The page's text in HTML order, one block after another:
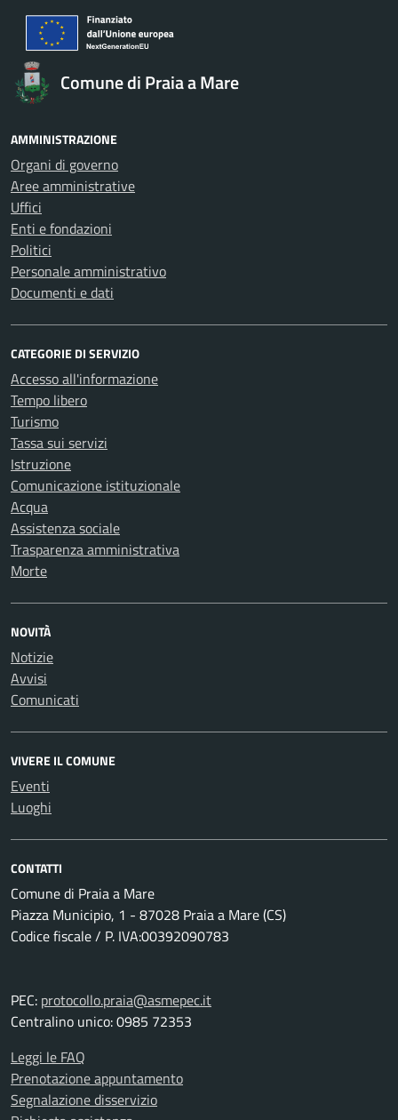
Comune di Praia a Mare
AMMINISTRAZIONE
Organi di governo
Aree amministrative
Uffici
Enti e fondazioni
Politici
Personale amministrativo
Documenti e dati
CATEGORIE DI SERVIZIO
Accesso all'informazione
Tempo libero
Turismo
Tassa sui servizi
Istruzione
Comunicazione istituzionale
Acqua
Assistenza sociale
Trasparenza amministrativa
Morte
NOVITÀ
Notizie
Avvisi
Comunicati
VIVERE IL COMUNE
Eventi
Luoghi
CONTATTI
Comune di Praia a Mare
Piazza Municipio, 1 - 87028 Praia a Mare (CS)
Codice fiscale / P. IVA:00392090783
PEC: protocollo.praia@asmepec.it
Centralino unico: 0985 72353
Leggi le FAQ
Prenotazione appuntamento
Segnalazione disservizio